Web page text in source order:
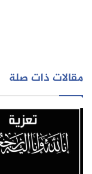
مقالات ذات صلة